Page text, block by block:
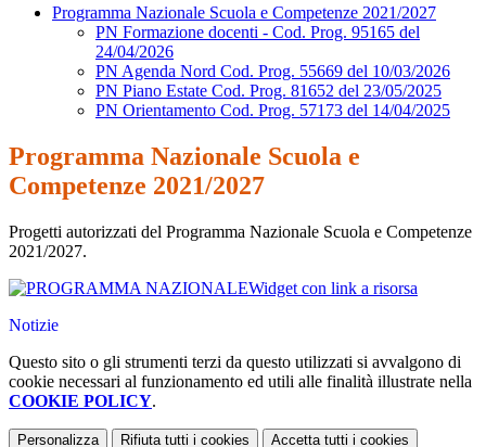
Programma Nazionale Scuola e Competenze 2021/2027
PN Formazione docenti - Cod. Prog. 95165 del
24/04/2026
PN Agenda Nord Cod. Prog. 55669 del 10/03/2026
PN Piano Estate Cod. Prog. 81652 del 23/05/2025
PN Orientamento Cod. Prog. 57173 del 14/04/2025
Programma Nazionale Scuola e
Competenze 2021/2027
Progetti autorizzati del Programma Nazionale Scuola e Competenze
2021/2027.
Widget con link a risorsa
Notizie
Questo sito o gli strumenti terzi da questo utilizzati si avvalgono di
cookie necessari al funzionamento ed utili alle finalità illustrate nella
COOKIE POLICY.
Personalizza Rifiuta tutti i cookies Accetta tutti i cookies